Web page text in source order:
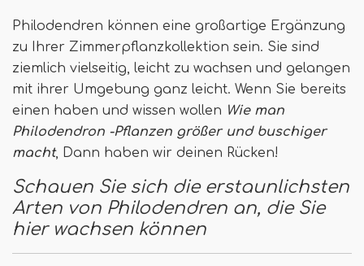
Philodendren können eine großartige Ergänzung
zu Ihrer Zimmerpflanzkollektion sein. Sie sind
ziemlich vielseitig, leicht zu wachsen und gelangen
mit ihrer Umgebung ganz leicht. Wenn Sie bereits
einen haben und wissen wollen Wie man
Philodendron -Pflanzen größer und buschiger
macht, Dann haben wir deinen Rücken!
Schauen Sie sich die erstaunlichsten
Arten von Philodendren an, die Sie
hier wachsen können